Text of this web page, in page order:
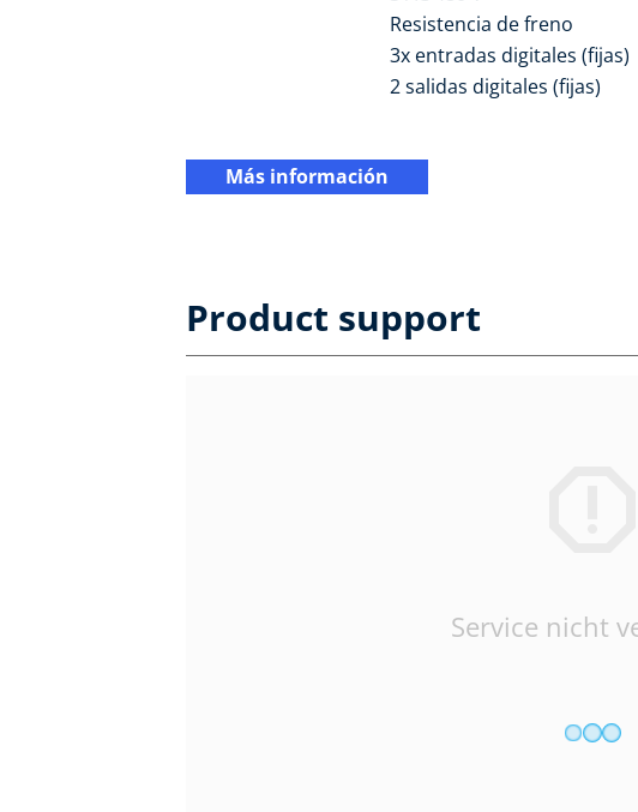
Resistencia de freno
3x entradas digitales (fijas)
2 salidas digitales (fijas)
Más información
Product support
Service nicht